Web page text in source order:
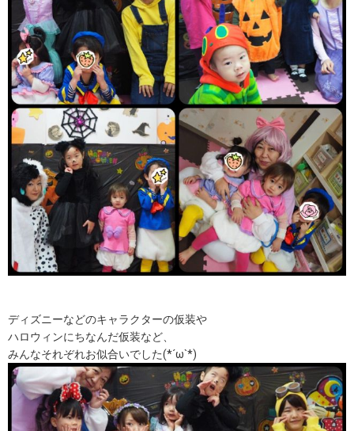
ディズニーなどのキャラクターの仮装や
ハロウィンにちなんだ仮装など、
みんなそれぞれお似合いでした(*´ω`*)